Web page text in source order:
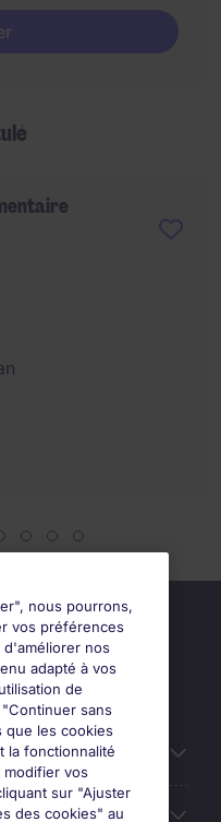
nous pourrons,
vos préférences
nos
adapté à vos
de
sans
que les cookies
la fonctionnalité
vos
sur "Ajuster
des cookies" au